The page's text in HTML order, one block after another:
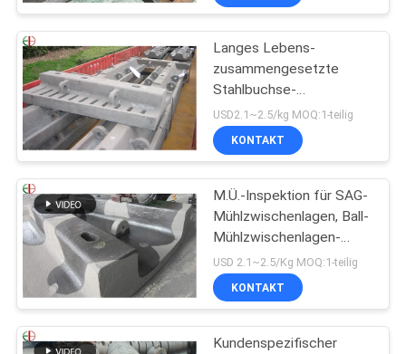
Langes Lebens-
zusammengesetzte
Stahlbuchse-
Gummizwischenlage für
SAG-Mühlball-Mühlen
EB862
USD2.1~2.5/kg MOQ:1-teilig
KONTAKT
M.Ü.-Inspektion für SAG-
Mühlzwischenlagen, Ball-
Mühlzwischenlagen-
Ersatz
USD 2.1~2.5/Kg MOQ:1-teilig
KONTAKT
Kundenspezifischer